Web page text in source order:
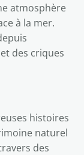
atmosphère
à la mer.
des criques
histoires
naturel
des